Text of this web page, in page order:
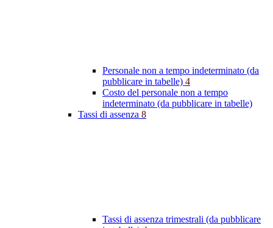
Personale non a tempo indeterminato (da
pubblicare in tabelle) 4
Costo del personale non a tempo
indeterminato (da pubblicare in tabelle)
Tassi di assenza 8
Tassi di assenza trimestrali (da pubblicare